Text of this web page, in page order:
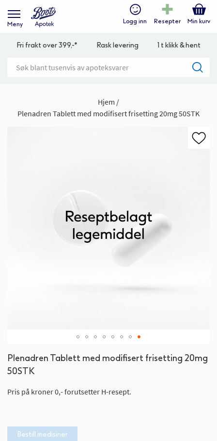
Meny Logg inn Resepter Min kurv
Fri frakt over 399,-* Rask levering 1 t klikk & hent
Hjem
Plenadren Tablett med modifisert frisetting 20mg 50STK
Plenadren Tablett med modifisert frisetting 20mg
50STK
Pris på kroner 0,- forutsetter H-resept.
Bestill medisiner
til
begynnelsen
bildegalleri